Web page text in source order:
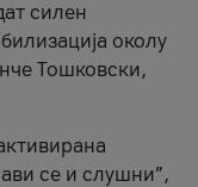
силен
околу
Тошковски,
се и слушни”,